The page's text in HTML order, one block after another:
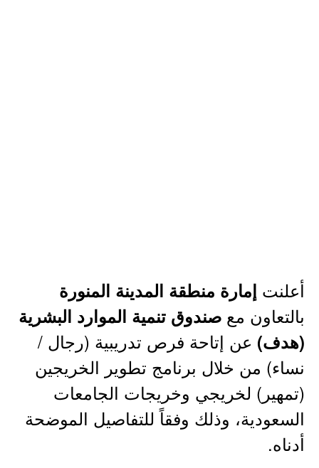
أعلنت إمارة منطقة المدينة المنورة
بالتعاون مع صندوق تنمية الموارد البشرية
(هدف) عن إتاحة فرص تدريبية (رجال /
نساء) من خلال برنامج تطوير الخريجين
(تمهير) لخريجي وخريجات الجامعات
السعودية، وذلك وفقاً للتفاصيل الموضحة
أدناه.